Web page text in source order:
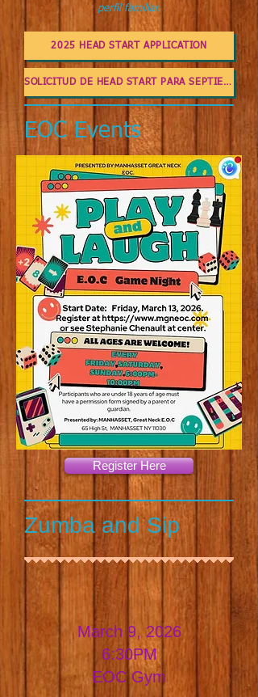
perfil familiar.
2025 HEAD START APPLICATION
SOLICITUD DE HEAD START PARA SEPTIEMBRE 2025
EOC Events
Register Here
Zumba and Sip
March 9, 2026
6:30PM
EOC Gym